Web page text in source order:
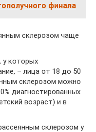
финала
склерозом чаще
у которых
– лица от 18 до 50
склерозом можно
диагностированных
возраст) и в
склерозом у